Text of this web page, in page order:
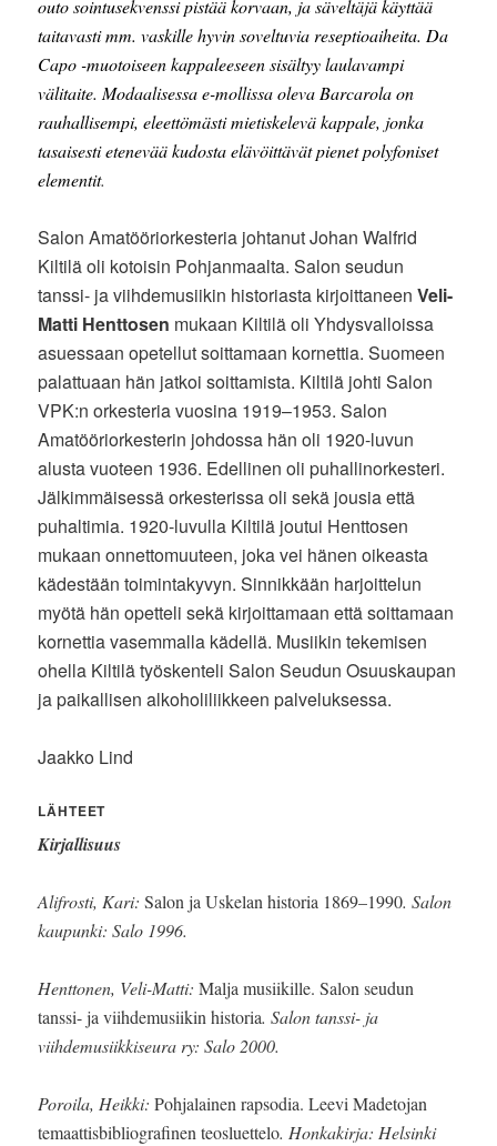
outo sointusekvenssi pistää korvaan, ja säveltäjä käyttää
taitavasti mm. vaskille hyvin soveltuvia reseptioaiheita. Da
Capo -muotoiseen kappaleeseen sisältyy laulavampi
välitaite. Modaalisessa e-mollissa oleva Barcarola on
rauhallisempi, eleettömästi mietiskelevä kappale, jonka
tasaisesti etenevää kudosta elävöittävät pienet polyfoniset
elementit.
Salon Amatööriorkesteria johtanut Johan Walfrid
Kiltilä oli kotoisin Pohjanmaalta. Salon seudun
tanssi- ja viihdemusiikin historiasta kirjoittaneenVeli-
Matti Henttosen mukaan Kiltilä oli Yhdysvalloissa
asuessaan opetellut soittamaan kornettia. Suomeen
palattuaan hän jatkoi soittamista. Kiltilä johti Salon
VPK:n orkesteria vuosina 1919–1953. Salon
Amatööriorkesterin johdossa hän oli 1920-luvun
alusta vuoteen 1936. Edellinen oli puhallinorkesteri.
Jälkimmäisessä orkesterissa oli sekä jousia että
puhaltimia. 1920-luvulla Kiltilä joutui Henttosen
mukaan onnettomuuteen, joka vei hänen oikeasta
kädestään toimintakyvyn. Sinnikkään harjoittelun
myötä hän opetteli sekä kirjoittamaan että soittamaan
kornettia vasemmalla kädellä. Musiikin tekemisen
ohella Kiltilä työskenteli Salon Seudun Osuuskaupan
ja paikallisen alkoholiliikkeen palveluksessa.
Jaakko Lind
LÄHTEET
Kirjallisuus
Alifrosti, Kari:Salon ja Uskelan historia 1869–1990. Salon
kaupunki: Salo 1996.
Henttonen, Veli-Matti:Malja musiikille. Salon seudun
tanssi- ja viihdemusiikin historia. Salon tanssi- ja
viihdemusiikkiseura ry: Salo 2000.
Poroila, Heikki:Pohjalainen rapsodia. Leevi Madetojan
temaattisbibliografinen teosluettelo. Honkakirja: Helsinki